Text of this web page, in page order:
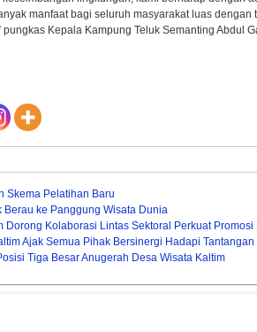
manfaat bagi seluruh masyarakat luas dengan
pungkas Kepala Kampung Teluk Semanting Abdul
Skema Pelatihan Baru
Berau ke Panggung Wisata Dunia
Dorong Kolaborasi Lintas Sektoral Perkuat
Ajak Semua Pihak Bersinergi Hadapi Tantangan
Tiga Besar Anugerah Desa Wisata Kaltim